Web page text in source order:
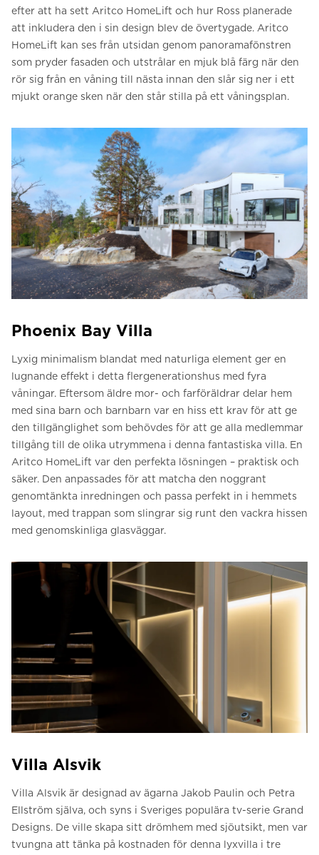
efter att ha sett Aritco HomeLift och hur Ross planerade
att inkludera den i sin design blev de övertygade. Aritco
HomeLift kan ses från utsidan genom panoramafönstren
som pryder fasaden och utstrålar en mjuk blå färg när den
rör sig från en våning till nästa innan den slår sig ner i ett
mjukt orange sken när den står stilla på ett våningsplan.
Phoenix Bay Villa
Lyxig minimalism blandat med naturliga element ger en
lugnande effekt i detta flergenerationshus med fyra
våningar. Eftersom äldre mor- och farföräldrar delar hem
med sina barn och barnbarn var en hiss ett krav för att ge
den tillgänglighet som behövdes för att ge alla medlemmar
tillgång till de olika utrymmena i denna fantastiska villa. En
Aritco HomeLift var den perfekta lösningen – praktisk och
säker. Den anpassades för att matcha den noggrant
genomtänkta inredningen och passa perfekt in i hemmets
layout, med trappan som slingrar sig runt den vackra hissen
med genomskinliga glasväggar.
Villa Alsvik
Villa Alsvik är designad av ägarna Jakob Paulin och Petra
Ellström själva, och syns i Sveriges populära tv-serie Grand
Designs. De ville skapa sitt drömhem med sjöutsikt, men var
tvungna att tänka på kostnaden för denna lyxvilla i tre